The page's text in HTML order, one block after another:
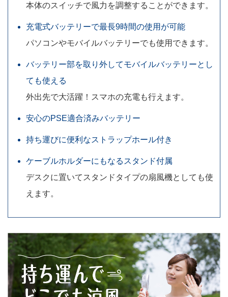
本体のスイッチで風力を調整することができます。
充電式バッテリーで最長9時間の使用が可能
パソコンやモバイルバッテリーでも使用できます。
バッテリー部を取り外してモバイルバッテリーとし
ても使える
外出先で大活躍！スマホの充電も行えます。
安心のPSE適合済みバッテリー
持ち運びに便利なストラップホール付き
ケーブルホルダーにもなるスタンド付属
デスクに置いてスタンドタイプの扇風機としても使
えます。